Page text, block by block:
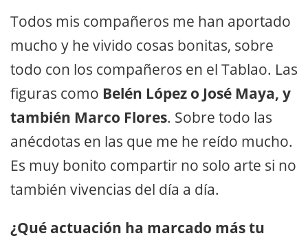
Todos mis compañeros me han aportado
mucho y he vivido cosas bonitas, sobre
todo con los compañeros en el Tablao. Las
figuras como Belén López o José Maya, y
también Marco Flores. Sobre todo las
anécdotas en las que me he reído mucho.
Es muy bonito compartir no solo arte si no
también vivencias del día a día.
¿Qué actuación ha marcado más tu